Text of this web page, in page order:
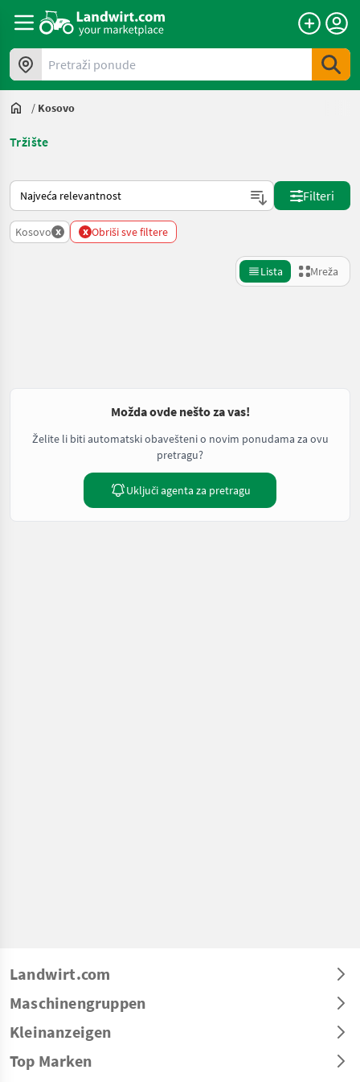
Pretraži ponude
/ Kosovo
Tržište
Način na koji sortira Landwirt.com
Filteri
Kosovo x x Obriši sve filtere
Lista Mreža
Možda ovde nešto za vas!
Želite li biti automatski obavešteni o novim ponudama za ovu
pretragu?
Uključi agenta za pretragu
Landwirt.com
Maschinengruppen
Kleinanzeigen
Top Marken